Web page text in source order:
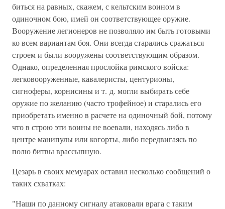
биться на равных, скажем, с кельтским воином в
одиночном бою, имей он соответствующее оружие.
Вооружение легионеров не позволяло им быть готовыми
ко всем вариантам боя. Они всегда старались сражаться
строем и были вооружены соответствующим образом.
Однако, определенная прослойка римского войска:
легковооруженные, кавалеристы, центурионы,
сигноферы, корнисины и т. д. могли выбирать себе
оружие по желанию (часто трофейное) и старались его
приобретать именно в расчете на одиночный бой, потому
что в строю эти воины не воевали, находясь либо в
центре манипулы или когорты, либо передвигаясь по
полю битвы врассыпную.
Цезарь в своих мемуарах оставил несколько сообщений о
таких схватках:
"Наши по данному сигналу атаковали врага с таким